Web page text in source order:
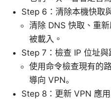
Step 6：清除本機快取
清除 DNS 快取、重
被載入。
Step 7：檢查 IP 位址與
使用命令檢查現有的
導向 VPN。
Step 8：更新 VPN 應